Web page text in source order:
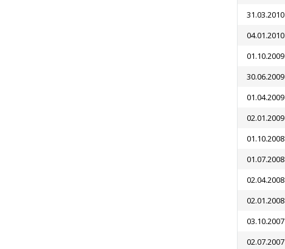
31.03.2010
04.01.2010
01.10.2009
30.06.2009
01.04.2009
02.01.2009
01.10.2008
01.07.2008
02.04.2008
02.01.2008
03.10.2007
02.07.2007